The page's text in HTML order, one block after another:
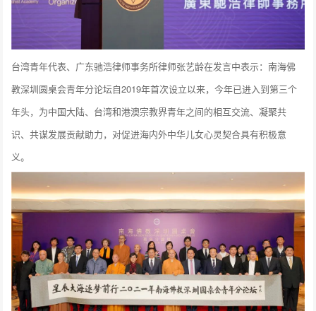
台湾青年代表、广东驰浩律师事务所律师张艺龄在发言中表示：南海佛
教深圳圆桌会青年分论坛自2019年首次设立以来，今年已进入到第三个
年头，为中国大陆、台湾和港澳宗教界青年之间的相互交流、凝聚共
识、共谋发展贡献助力，对促进海内外中华儿女心灵契合具有积极意
义。